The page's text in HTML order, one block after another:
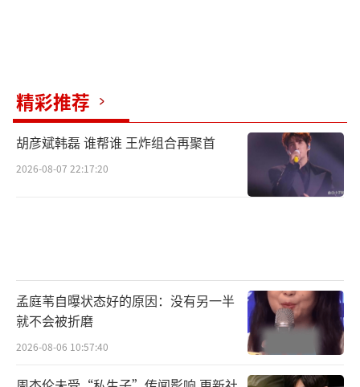
精彩推荐
胡彦斌韩磊 谁帮谁 王炸组合再聚首
2026-08-07 22:17:20
孟庭苇自曝状态好的原因：没有另一半
就不会被折磨
2026-08-06 10:57:40